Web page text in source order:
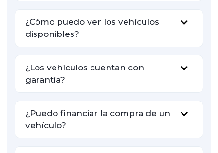
¿Cómo puedo ver los vehículos
disponibles?
¿Los vehículos cuentan con
garantía?
¿Puedo financiar la compra de un
vehículo?